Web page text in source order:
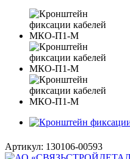
Артикул: 130106-00593